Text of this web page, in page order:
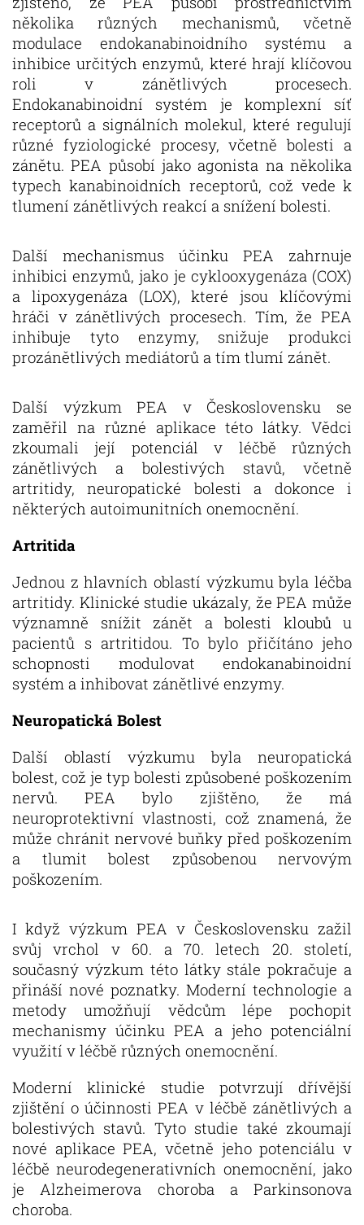
několika různých mechanismů, včetně
modulace endokanabinoidního systému a
inhibice určitých enzymů, které hrají klíčovou
roli v zánětlivých procesech.
Endokanabinoidní systém je komplexní síť
receptorů a signálních molekul, které regulují
různé fyziologické procesy, včetně bolesti a
zánětu. PEA působí jako agonista na několika
typech kanabinoidních receptorů, což vede k
tlumení zánětlivých reakcí a snížení bolesti.
Další mechanismus účinku PEA zahrnuje
inhibici enzymů, jako je cyklooxygenáza (COX)
a lipoxygenáza (LOX), které jsou klíčovými
hráči v zánětlivých procesech. Tím, že PEA
inhibuje tyto enzymy, snižuje produkci
prozánětlivých mediátorů a tím tlumí zánět.
Další výzkum PEA v Československu se
zaměřil na různé aplikace této látky. Vědci
zkoumali její potenciál v léčbě různých
zánětlivých a bolestivých stavů, včetně
artritidy, neuropatické bolesti a dokonce i
některých autoimunitních onemocnění.
Artritida
Jednou z hlavních oblastí výzkumu byla léčba
artritidy. Klinické studie ukázaly, že PEA může
významně snížit zánět a bolesti kloubů u
pacientů s artritidou. To bylo přičítáno jeho
schopnosti modulovat endokanabinoidní
systém a inhibovat zánětlivé enzymy.
Neuropatická Bolest
Další oblastí výzkumu byla neuropatická
bolest, což je typ bolesti způsobené poškozením
nervů. PEA bylo zjištěno, že má
neuroprotektivní vlastnosti, což znamená, že
může chránit nervové buňky před poškozením
a tlumit bolest způsobenou nervovým
poškozením.
I když výzkum PEA v Československu zažil
svůj vrchol v 60. a 70. letech 20. století,
současný výzkum této látky stále pokračuje a
přináší nové poznatky. Moderní technologie a
metody umožňují vědcům lépe pochopit
mechanismy účinku PEA a jeho potenciální
využití v léčbě různých onemocnění.
Moderní klinické studie potvrzují dřívější
zjištění o účinnosti PEA v léčbě zánětlivých a
bolestivých stavů. Tyto studie také zkoumají
nové aplikace PEA, včetně jeho potenciálu v
léčbě neurodegenerativních onemocnění, jako
je Alzheimerova choroba a Parkinsonova
choroba.